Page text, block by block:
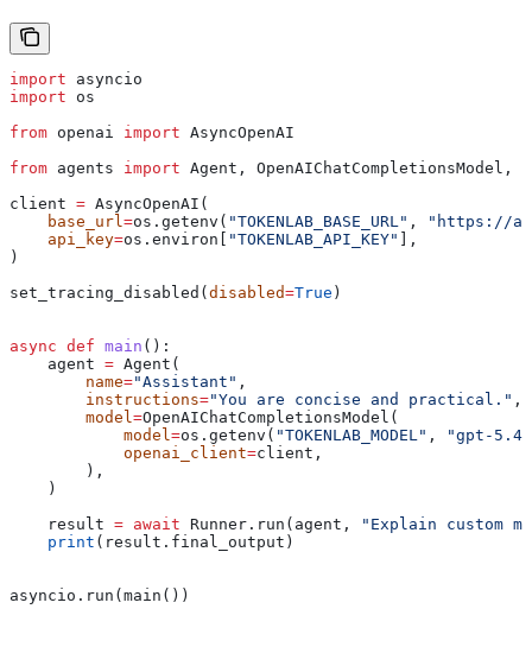
import asyncio
import os
from openai import AsyncOpenAI
from agents import Agent,
client = AsyncOpenAI(
    base_url
=os.getenv( "TOKENLAB_BASE_URL" ,
"https://
    api_key
=os.environ[ "TOKENLAB_API_KEY"
],
)
set_tracing_disabled( disabled=True )
async def main ():
    agent
= Agent(
        name
="Assistant" ,
        instructions
="You are concise and practical." ,
        model
=OpenAIChatCompletionsModel(
            model
=os.getenv( "TOKENLAB_MODEL" ,
"gpt-
            openai_client
=client,
        ),
    )
    result
= await Runner.run(agent,
"Explain custom
    print
(result.final_output)
asyncio.run(main())